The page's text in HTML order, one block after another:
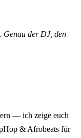
Genau der DJ, den
— ich zeige euch
& Afrobeats für